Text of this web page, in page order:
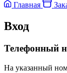
Главная
Вход
Телефонный
На указанный